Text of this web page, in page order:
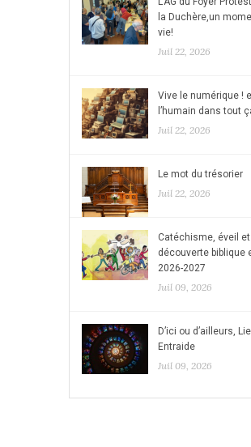
la Duchère,un
vie!
Juil 22, 2026
Vive le numérique !
l’humain dans tout
Juil 22, 2026
Le mot du trésorier
Juil 22, 2026
Catéchisme, éveil et
découverte biblique
2026-2027
Juil 09, 2026
D’ici ou d’ailleurs,
Entraide
Juil 09, 2026